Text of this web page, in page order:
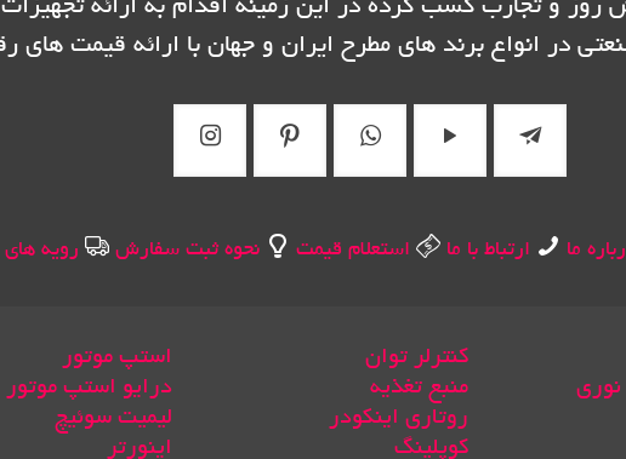
و تجارب کسب کرده در این زمینه اقدام به ارائه تجهیزات
در انواع برند های مطرح ایران و جهان با ارائه قیمت های
ما ارتباط با ما استعلام قیمت نحوه ثبت سفارش رویه
نوری
کنترلر توان
منبع تغذیه
روتاری اینکودر
کوپلینگ
استپ موتور
درایو استپ موتور
لیمیت سوئیچ
اینورتر